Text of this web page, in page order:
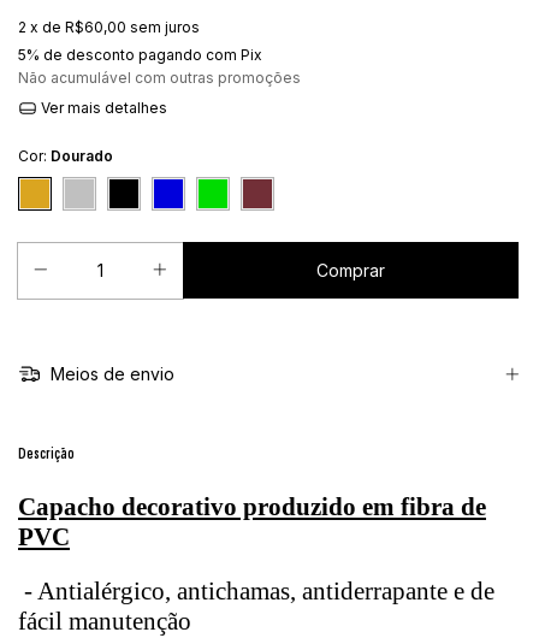
2 x de R$60,00 sem juros
5% de desconto pagando com Pix
Não acumulável com outras promoções
Ver mais detalhes
Cor: Dourado
Meios de envio
Descrição
Capacho decorativo produzido em fibra de
PVC
- Antialérgico, antichamas, antiderrapante e de
fácil manutenção